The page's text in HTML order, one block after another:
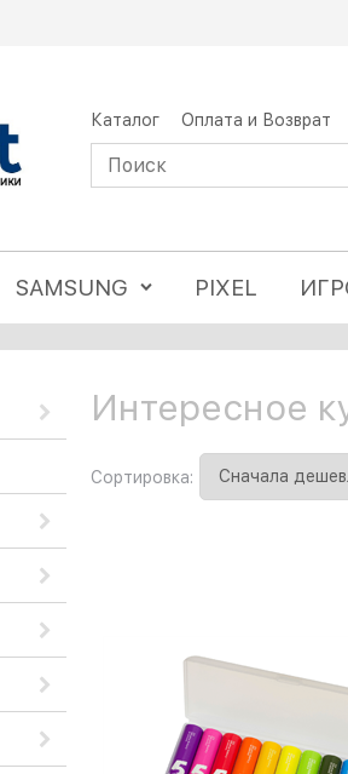
Каталог Оплата и Возврат
SAMSUNG PIXEL
Интересное
Сортировка: